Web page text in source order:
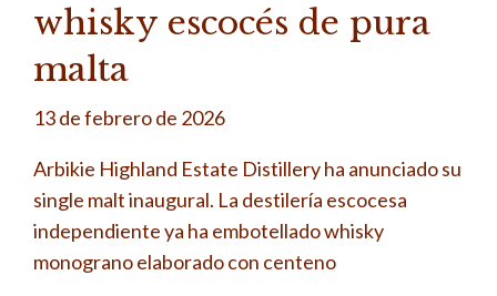
whisky escocés de pura
malta
13 de febrero de 2026
Arbikie Highland Estate Distillery ha anunciado su
single malt inaugural. La destilería escocesa
independiente ya ha embotellado whisky
monograno elaborado con centeno